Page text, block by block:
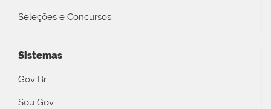
Seleções e Concursos
Sistemas
Gov Br
Sou Gov